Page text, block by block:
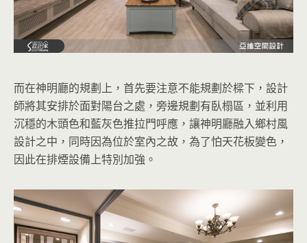
而在神明廳的規劃上，首先要注意不能規劃於樑下，設計
師將其安排於面對陽台之處，旁邊規劃有臥榻區，並利用
沉穩的木頭色和藍灰色推拉門呼應，讓神明廳融入鄉村風
設計之中，同時因為位於室內之故，為了怕天花板變色，
因此在排煙設備上特別加強。